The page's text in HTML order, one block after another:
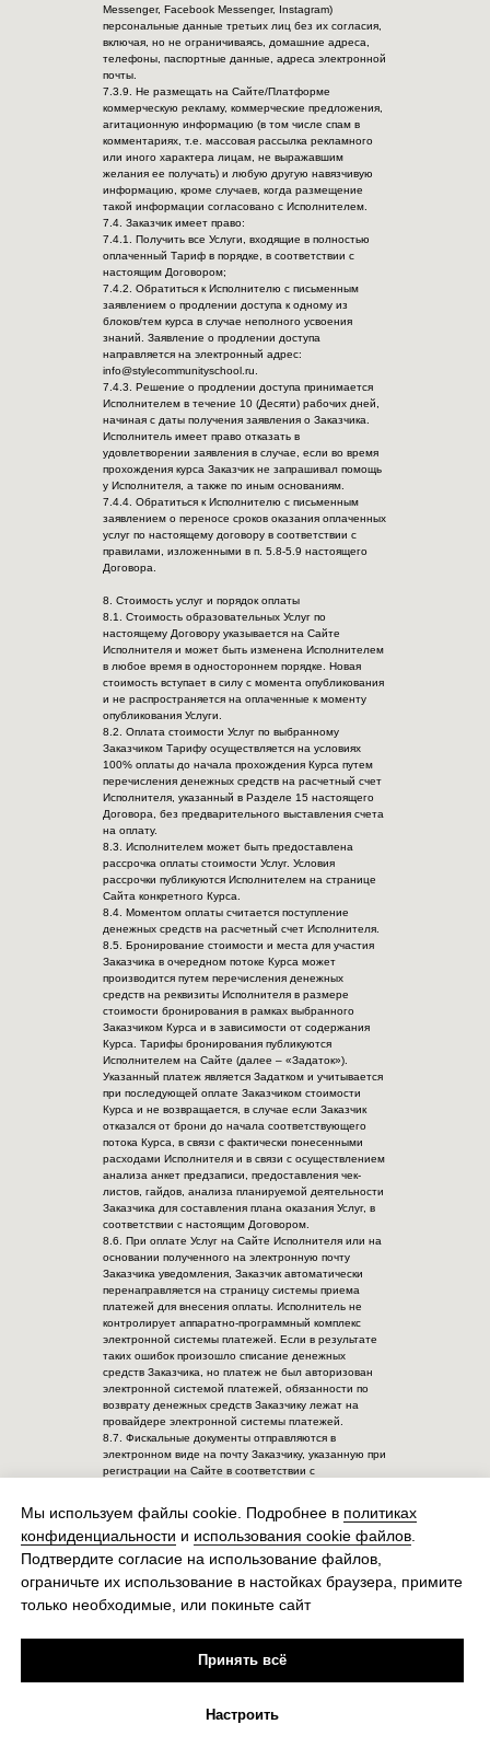
Мы используем файлы cookie. Подробнее в политиках
конфиденциальности и использования cookie файлов.
Подтвердите согласие на использование файлов,
ограничьте их использование в настойках браузера, примите
только необходимые, или покиньте сайт
Принять всё
Настроить
Messenger, Facebook Messenger, Instagram)
персональные данные третьих лиц без их согласия,
включая, но не ограничиваясь, домашние адреса,
телефоны, паспортные данные, адреса электронной
почты.
7.3.9. Не размещать на Сайте/Платформе
коммерческую рекламу, коммерческие предложения,
агитационную информацию (в том числе спам в
комментариях, т.е. массовая рассылка рекламного
или иного характера лицам, не выражавшим
желания ее получать) и любую другую навязчивую
информацию, кроме случаев, когда размещение
такой информации согласовано с Исполнителем.
7.4. Заказчик имеет право:
7.4.1. Получить все Услуги, входящие в полностью
оплаченный Тариф в порядке, в соответствии с
настоящим Договором;
7.4.2. Обратиться к Исполнителю с письменным
заявлением о продлении доступа к одному из
блоков/тем курса в случае неполного усвоения
знаний. Заявление о продлении доступа
направляется на электронный адрес:
info@stylecommunityschool.ru.
7.4.3. Решение о продлении доступа принимается
Исполнителем в течение 10 (Десяти) рабочих дней,
начиная с даты получения заявления о Заказчика.
Исполнитель имеет право отказать в
удовлетворении заявления в случае, если во время
прохождения курса Заказчик не запрашивал помощь
у Исполнителя, а также по иным основаниям.
7.4.4. Обратиться к Исполнителю с письменным
заявлением о переносе сроков оказания оплаченных
услуг по настоящему договору в соответствии с
правилами, изложенными в п. 5.8-5.9 настоящего
Договора.
8. Стоимость услуг и порядок оплаты
8.1. Стоимость образовательных Услуг по
настоящему Договору указывается на Сайте
Исполнителя и может быть изменена Исполнителем
в любое время в одностороннем порядке. Новая
стоимость вступает в силу с момента опубликования
и не распространяется на оплаченные к моменту
опубликования Услуги.
8.2. Оплата стоимости Услуг по выбранному
Заказчиком Тарифу осуществляется на условиях
100% оплаты до начала прохождения Курса путем
перечисления денежных средств на расчетный счет
Исполнителя, указанный в Разделе 15 настоящего
Договора, без предварительного выставления счета
на оплату.
8.3. Исполнителем может быть предоставлена
рассрочка оплаты стоимости Услуг. Условия
рассрочки публикуются Исполнителем на странице
Сайта конкретного Курса.
8.4. Моментом оплаты считается поступление
денежных средств на расчетный счет Исполнителя.
8.5. Бронирование стоимости и места для участия
Заказчика в очередном потоке Курса может
производится путем перечисления денежных
средств на реквизиты Исполнителя в размере
стоимости бронирования в рамках выбранного
Заказчиком Курса и в зависимости от содержания
Курса. Тарифы бронирования публикуются
Исполнителем на Сайте (далее – «Задаток»).
Указанный платеж является Задатком и учитывается
при последующей оплате Заказчиком стоимости
Курса и не возвращается, в случае если Заказчик
отказался от брони до начала соответствующего
потока Курса, в связи с фактически понесенными
расходами Исполнителя и в связи с осуществлением
анализа анкет предзаписи, предоставления чек-
листов, гайдов, анализа планируемой деятельности
Заказчика для составления плана оказания Услуг, в
соответствии с настоящим Договором.
8.6. При оплате Услуг на Сайте Исполнителя или на
основании полученного на электронную почту
Заказчика уведомления, Заказчик автоматически
перенаправляется на страницу системы приема
платежей для внесения оплаты. Исполнитель не
контролирует аппаратно-программный комплекс
электронной системы платежей. Если в результате
таких ошибок произошло списание денежных
средств Заказчика, но платеж не был авторизован
электронной системой платежей, обязанности по
возврату денежных средств Заказчику лежат на
провайдере электронной системы платежей.
8.7. Фискальные документы отправляются в
электронном виде на почту Заказчику, указанную при
регистрации на Сайте в соответствии с
8.8. Исполнитель не отвечает по обязательствам и
убыткам Заказчика, возникшим в процессе изучения
8.9. Обязательства Исполнителя считаются
исполненными в момент предоставления Заказчику
доступа к Платформе и материалам Курса.
Курса стоимость оказываемых Услуг по Договору не
подлежит возврату в полном объеме, поскольку
производится анализ анкет предзаписи,